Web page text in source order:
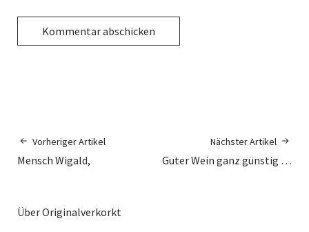
Vorheriger Artikel
Mensch Wigald,
Nächster Artikel
Guter Wein ganz günstig …
Über Originalverkorkt